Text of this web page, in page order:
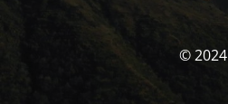
© 2024